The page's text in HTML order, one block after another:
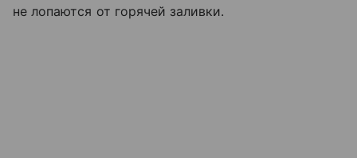
не лопаются от горячей заливки.